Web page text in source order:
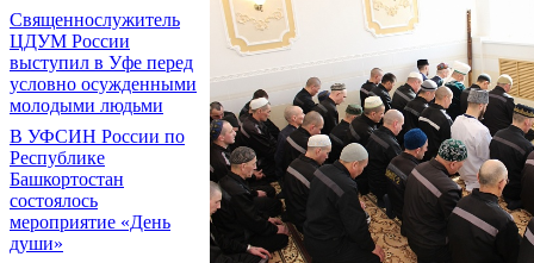
Священнослужитель
ЦДУМ России
выступил в Уфе перед
условно осужденными
молодыми людьми
В УФСИН России по
Республике
Башкортостан
состоялось
мероприятие «День
души»